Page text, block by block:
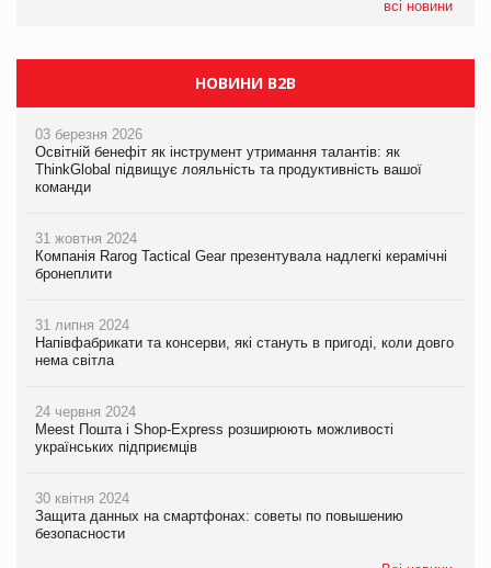
всі новини
НОВИНИ B2B
03 березня 2026
Освітній бенефіт як інструмент утримання талантів: як
ThinkGlobal підвищує лояльність та продуктивність вашої
команди
31 жовтня 2024
Компанія Rarog Tactical Gear презентувала надлегкі керамічні
бронеплити
31 липня 2024
Напівфабрикати та консерви, які стануть в пригоді, коли довго
нема світла
24 червня 2024
Meest Пошта і Shop-Express розширюють можливості
українських підприємців
30 квітня 2024
Защита данных на смартфонах: советы по повышению
безопасности